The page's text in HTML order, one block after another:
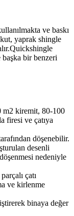
ve baskı
yaprak shingle
bir benzeri
m2 kiremit, 80-100
firesi ve çatıya
döşenebilir.
desenli
nedeniyle
çatı
ve kirlenme
binaya değer